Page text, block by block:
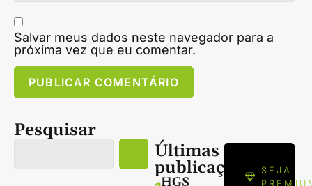
Salvar meus dados neste navegador para a
próxima vez que eu comentar.
Pesquisar
Últimas
publicações
HGS
SEJA